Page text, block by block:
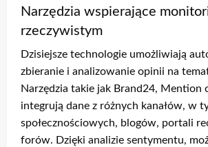
Narzędzia wspierające
rzeczywistym
Dzisiejsze technologie umożliwiają
zbieranie i analizowanie opinii na
Narzędzia takie jak Brand24, Mention
integrują dane z różnych kanałów, w
społecznościowych, blogów, portali
forów. Dzięki analizie sentymentu,